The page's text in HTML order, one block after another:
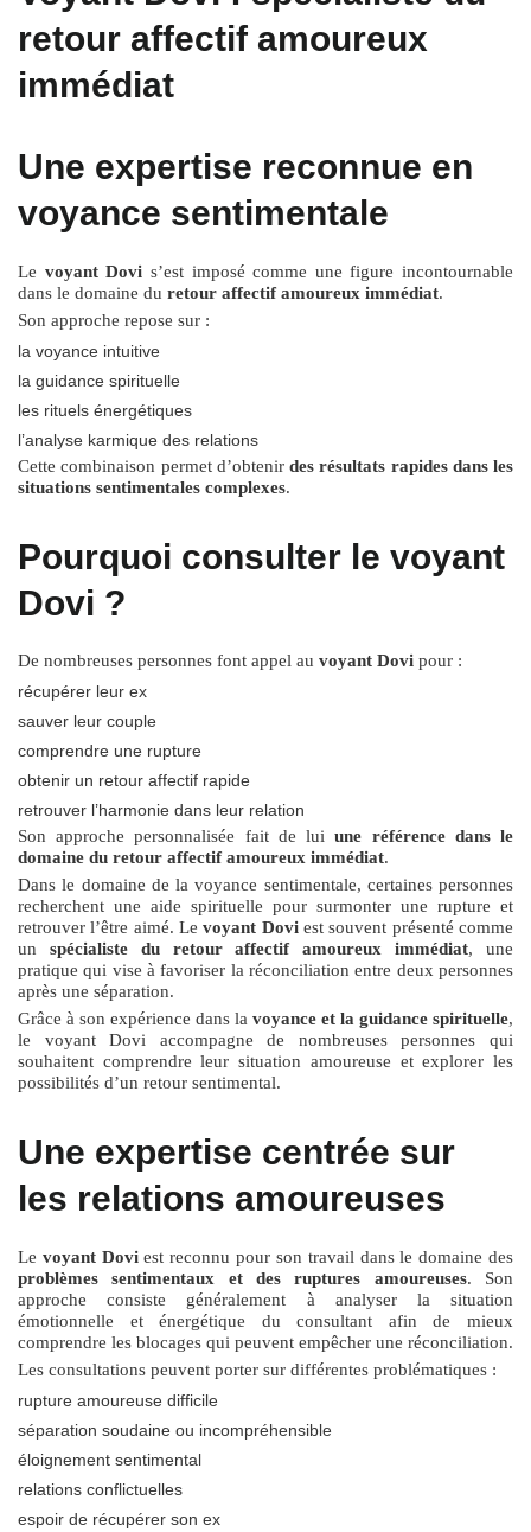
retour affectif amoureux
immédiat
Une expertise reconnue en
voyance sentimentale
Le voyant Dovi s’est imposé comme une figure incontournable
dans le domaine du retour affectif amoureux immédiat.
Son approche repose sur :
la voyance intuitive
la guidance spirituelle
les rituels énergétiques
l’analyse karmique des relations
Cette combinaison permet d’obtenir des résultats rapides dans les
situations sentimentales complexes.
Pourquoi consulter le voyant
Dovi ?
De nombreuses personnes font appel au voyant Dovi pour :
récupérer leur ex
sauver leur couple
comprendre une rupture
obtenir un retour affectif rapide
retrouver l’harmonie dans leur relation
Son approche personnalisée fait de luiune référence dans le
domaine du retour affectif amoureux immédiat.
Dans le domaine de la voyance sentimentale, certaines personnes
recherchent une aide spirituelle pour surmonter une rupture et
retrouver l’être aimé. Levoyant Doviest souvent présenté comme
un spécialiste du retour affectif amoureux immédiat, une
pratique qui vise à favoriser la réconciliation entre deux personnes
après une séparation.
Grâce à son expérience dans la voyance et la guidance spirituelle,
le voyant Dovi accompagne de nombreuses personnes qui
souhaitent comprendre leur situation amoureuse et explorer les
possibilités d’un retour sentimental.
Une expertise centrée sur
les relations amoureuses
Le voyant Doviest reconnu pour son travail dans le domaine des
problèmes sentimentaux et des ruptures amoureuses. Son
approche consiste généralement à analyser la situation
émotionnelle et énergétique du consultant afin de mieux
comprendre les blocages qui peuvent empêcher une réconciliation.
Les consultations peuvent porter sur différentes problématiques :
rupture amoureuse difficile
séparation soudaine ou incompréhensible
éloignement sentimental
relations conflictuelles
espoir de récupérer son ex